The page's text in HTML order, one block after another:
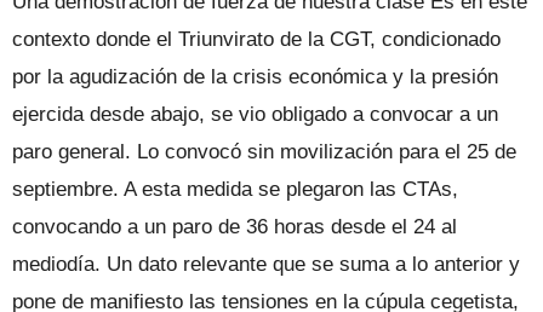
contexto donde el Triunvirato de la CGT, condicionado
por la agudización de la crisis económica y la presión
ejercida desde abajo, se vio obligado a convocar a un
paro general. Lo convocó sin movilización para el 25 de
septiembre. A esta medida se plegaron las CTAs,
convocando a un paro de 36 horas desde el 24 al
mediodía. Un dato relevante que se suma a lo anterior y
pone de manifiesto las tensiones en la cúpula cegetista,